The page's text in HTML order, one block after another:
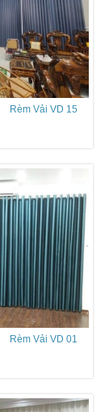
Rèm Vải VD 15
Rèm Vải VD 01